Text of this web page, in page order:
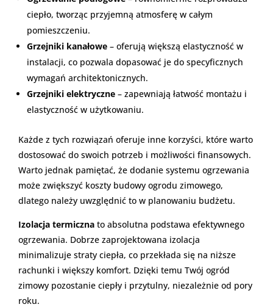
ciepło, tworząc przyjemną atmosferę w całym
pomieszczeniu.
Grzejniki kanałowe – oferują większą elastyczność w
instalacji, co pozwala dopasować je do specyficznych
wymagań architektonicznych.
Grzejniki elektryczne – zapewniają łatwość montażu i
elastyczność w użytkowaniu.
Każde z tych rozwiązań oferuje inne korzyści, które warto
dostosować do swoich potrzeb i możliwości finansowych.
Warto jednak pamiętać, że dodanie systemu ogrzewania
może zwiększyć koszty budowy ogrodu zimowego,
dlatego należy uwzględnić to w planowaniu budżetu.
Izolacja termiczna to absolutna podstawa efektywnego
ogrzewania. Dobrze zaprojektowana izolacja
minimalizuje straty ciepła, co przekłada się na niższe
rachunki i większy komfort. Dzięki temu Twój ogród
zimowy pozostanie ciepły i przytulny, niezależnie od pory
roku.